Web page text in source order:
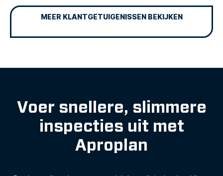
MEER KLANTGETUIGENISSEN BEKIJKEN
Voer snellere, slimmere
inspecties uit met
Aproplan